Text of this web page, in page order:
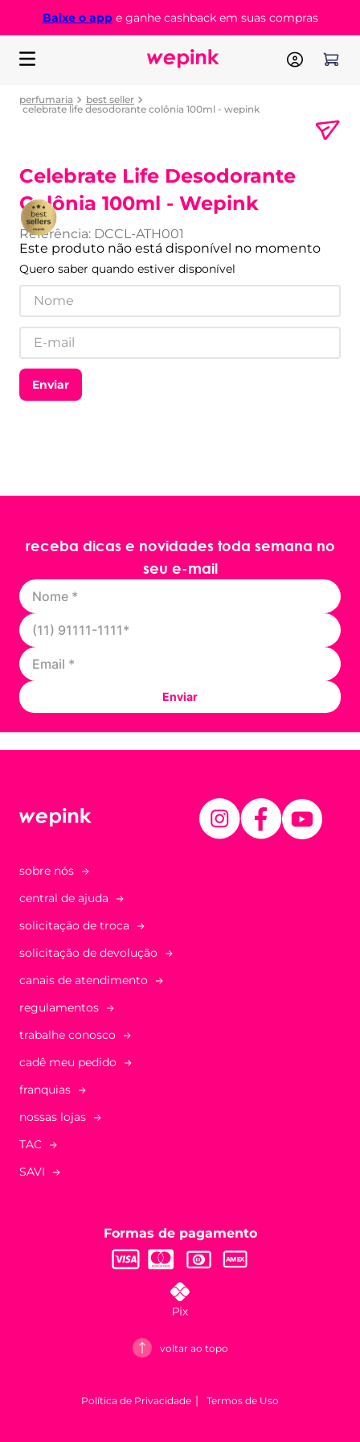
Baixe o appe ganhe cashback em suas compras
perfumaria
best seller
celebrate life desodorante colônia 100ml - wepink
Celebrate Life Desodorante
Colônia 100ml - Wepink
Referência: DCCL-ATH001
Este produto não está disponível no momento
Quero saber quando estiver disponível
Enviar
receba dicas e novidades toda semana no
seu e-mail
Enviar
sobre nós
central de ajuda
solicitação de troca
solicitação de devolução
canais de atendimento
regulamentos
trabalhe conosco
cadê meu pedido
franquias
nossas lojas
TAC
SAVI
Formas de pagamento
voltar ao topo
Política de Privacidade Termos de Uso